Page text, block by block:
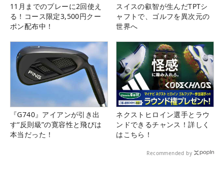
11月までのプレーに2回使え
る！コース限定3,500円クー
ポン配布中！
スイスの叡智が生んだTPTシ
ャフトで、ゴルフを異次元の
世界へ
『G740』アイアンが引き出
す“反則級”の寛容性と飛びは
本当だった！
ネクストヒロイン選手とラウ
ンドできるチャンス！詳しく
はこちら！
Recommended by